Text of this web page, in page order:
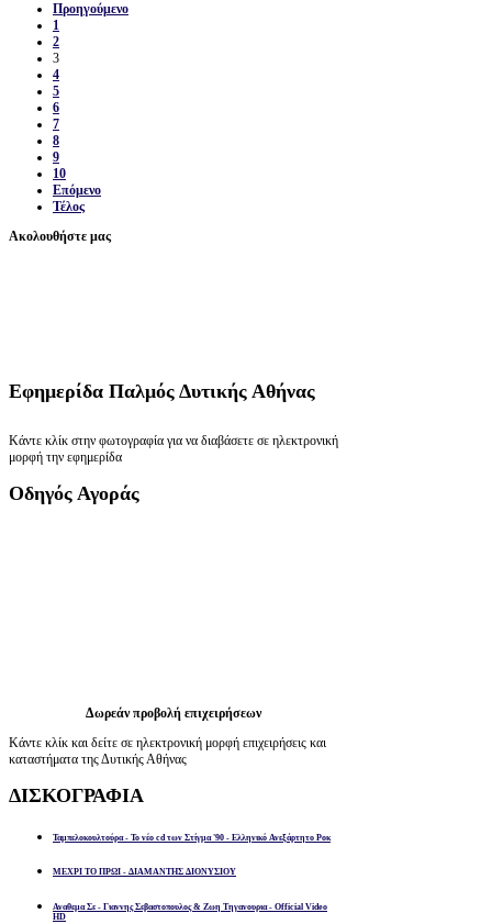
Προηγούμενο
1
2
3
4
5
6
7
8
9
10
Επόμενο
Τέλος
Ακολουθήστε μας
Εφημερίδα Παλμός Δυτικής Αθήνας
Κάντε κλίκ στην φωτογραφία για να διαβάσετε σε ηλεκτρονική
μορφή την εφημερίδα
Οδηγός Αγοράς
Δωρεάν προβολή επιχειρήσεων
Κάντε κλίκ και δείτε σε ηλεκτρονική μορφή επιχειρήσεις και
καταστήματα της Δυτικής Αθήνας
ΔΙΣΚΟΓΡΑΦΙΑ
Ταμπελοκουλτούρα - Το νέο cd των Στίγμα '90 - Ελληνικό Ανεξάρτητο Ροκ
ΜΕΧΡΙ ΤΟ ΠΡΩΙ - ΔΙΑΜΑΝΤΗΣ ΔΙΟΝΥΣΙΟΥ
Αναθεμα Σε - Γιαννης Σεβαστοπουλος & Ζωη Τηγανουρια - Official Video
HD